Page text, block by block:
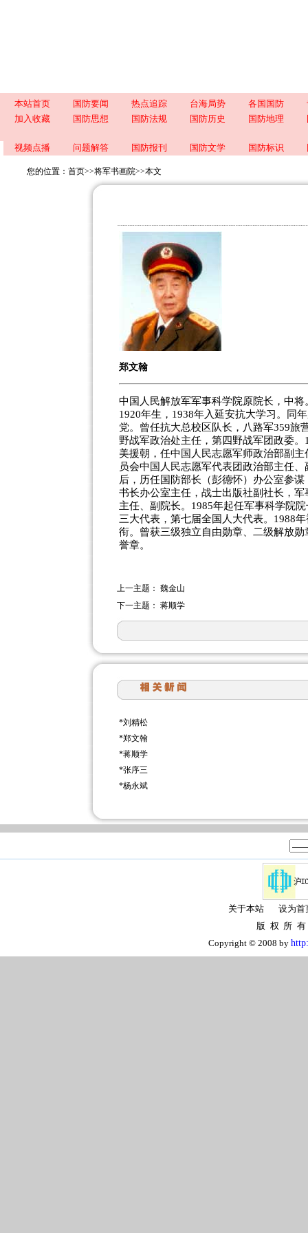
本站首页 国防要闻 热点追踪 台海局势 各国国防
加入收藏
国防思想 国防法规 国防历史 国防地理
视频点播 问题解答 国防报刊 国防文学 国防标识
您的位置： 首页>>将军书画院>>本文
郑文翰
中国人民解放军军事科学院原院长，中将
1920年生，1938年入延安抗大学习。同
党。曾任抗大总校区队长，八路军359旅
野战军政治处主任，第四野战军团政委。
美援朝，任中国人民志愿军师政治部副
员会中国人民志愿军代表团政治部主任
后，历任国防部长（彭德怀）办公室参
书长办公室主任，战士出版社副社长，军
主任、副院长。1985年起任军事科学院
三大代表，第七届全国人大代表。1988
衔。曾获三级独立自由勋章、二级解放勋
誉章。
上一主题： 魏金山
下一主题： 蒋顺学
*刘精松
*郑文翰
*蒋顺学
*张序三
*杨永斌